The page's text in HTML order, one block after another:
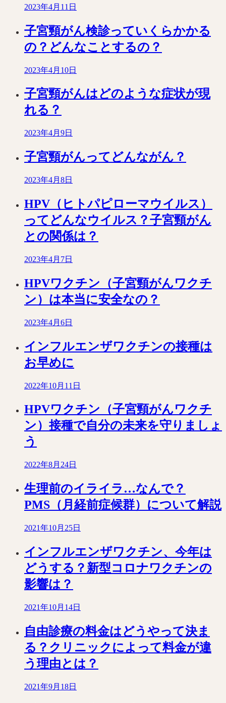
2023年4月11日
子宮頸がん検診っていくらかかる
の？どんなことするの？
2023年4月10日
子宮頸がんはどのような症状が現
れる？
2023年4月9日
子宮頸がんってどんながん？
2023年4月8日
HPV（ヒトパピローマウイルス）
ってどんなウイルス？子宮頸がん
との関係は？
2023年4月7日
HPVワクチン（子宮頸がんワクチ
ン）は本当に安全なの？
2023年4月6日
インフルエンザワクチンの接種は
お早めに
2022年10月11日
HPVワクチン（子宮頸がんワクチ
ン）接種で自分の未来を守りましょ
う
2022年8月24日
生理前のイライラ…なんで？
PMS（月経前症候群）について解説
2021年10月25日
インフルエンザワクチン、今年は
どうする？新型コロナワクチンの
影響は？
2021年10月14日
自由診療の料金はどうやって決ま
る？クリニックによって料金が違
う理由とは？
2021年9月18日